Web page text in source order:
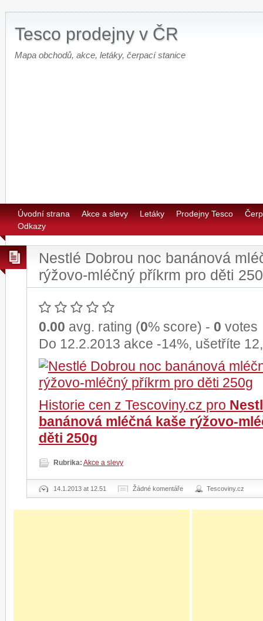
Tesco prodejny v ČR
Mapa obchodů, akce, letáky, čerpací stanice
Úvodní strana Akce a slevy Letáky Prodejny Tesco
Odkazy
Nestlé Dobrou noc banánová
rýžovo-mléčný příkrm pro děti
0.00 avg. rating (0% score) - 0 votes
Do 12.2.2013 akce -14%, ušetříte
Historie cen z Tescoviny.cz pro
banánová mléčná kaše rýžovo-
děti 250g
Rubrika: Akce a slevy
14.1.2013 at 12.51 Žádné komentáře Tescoviny.cz